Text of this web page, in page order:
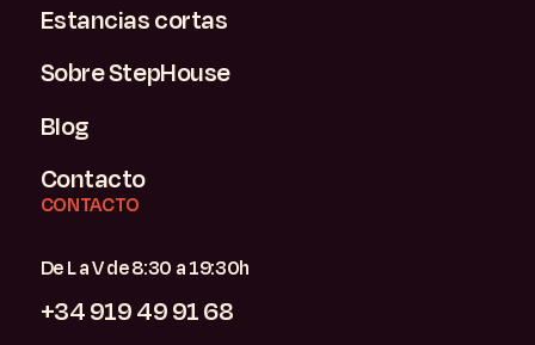
Estancias cortas
Sobre StepHouse
Blog
Contacto
CONTACTO
De L a V de 8:30 a 19:30h
+34 919 49 91 68